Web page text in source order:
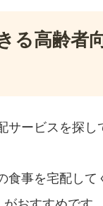
る高齢者
ービスを探し
食事を宅配し